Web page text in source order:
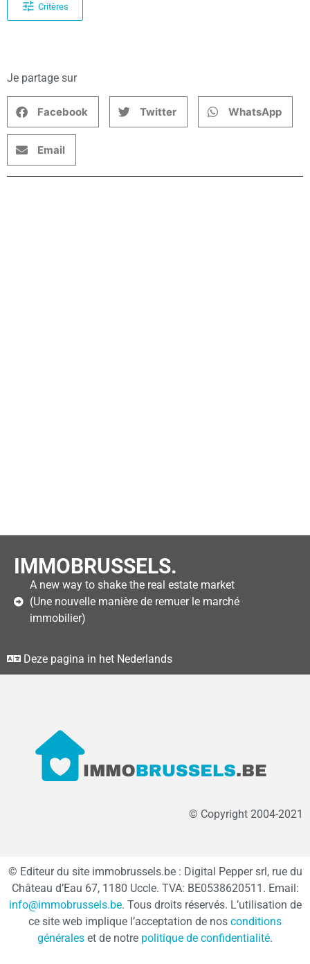
Critères
Je partage sur
Facebook Twitter WhatsApp
Email
IMMOBRUSSELS.
A new way to shake the real estate market
(Une nouvelle manière de remuer le marché
immobilier)
Deze pagina in het Nederlands
© Copyright 2004-2021
© Editeur du site immobrussels.be : Digital Pepper srl, rue du
Château d’Eau 67, 1180 Uccle. TVA: BE0538620511. Email:
info@immobrussels.be. Tous droits réservés. L’utilisation de
ce site web implique l’acceptation de nos conditions
générales et de notre politique de confidentialité.